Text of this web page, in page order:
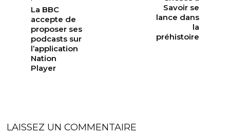
La BBC
accepte de
proposer ses
podcasts sur
l’application
Nation
Player
Savoir se
lance dans
la
préhistoire
LAISSEZ UN COMMENTAIRE